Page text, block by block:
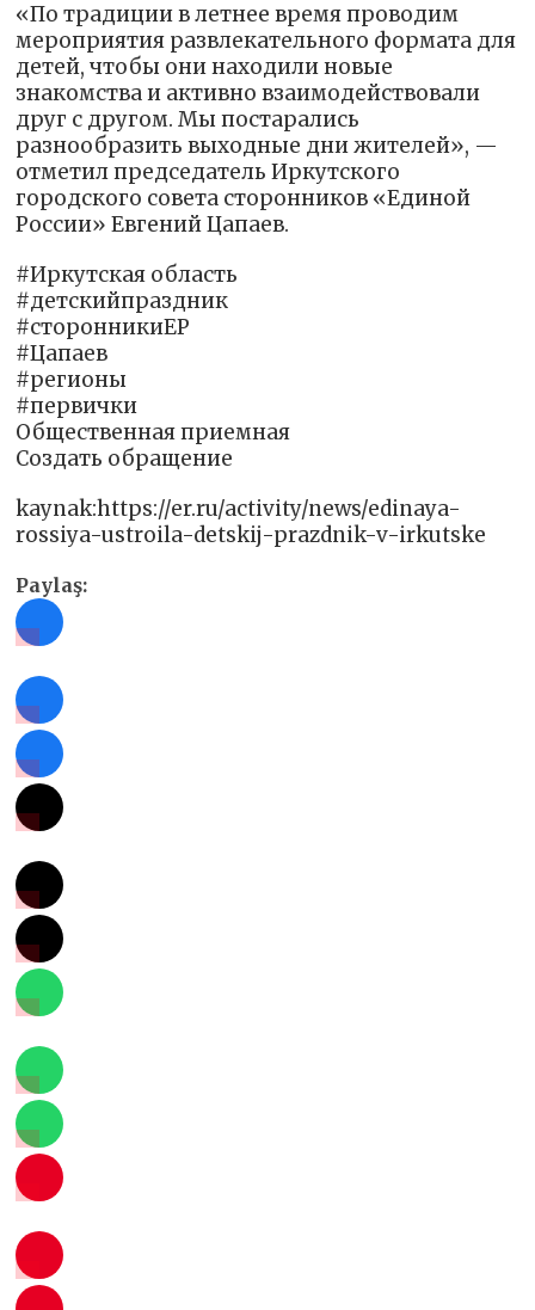
«По традиции в летнее время проводим
мероприятия развлекательного формата для
детей, чтобы они находили новые
знакомства и активно взаимодействовали
друг с другом. Мы постарались
разнообразить выходные дни жителей», —
отметил председатель Иркутского
городского совета сторонников «Единой
России» Евгений Цапаев.
#Иркутская область
#детскийпраздник
#сторонникиЕР
#Цапаев
#регионы
#первички
Общественная приемная
Создать обращение
kaynak:https://er.ru/activity/news/edinaya-
rossiya-ustroila-detskij-prazdnik-v-irkutske
Paylaş: